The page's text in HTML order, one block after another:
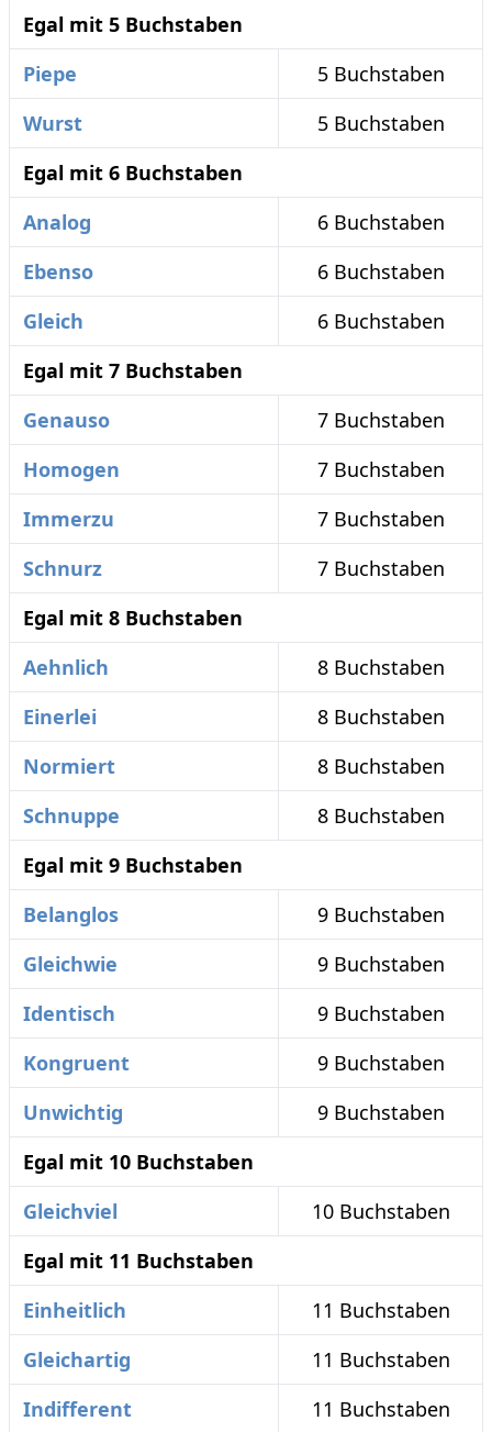
Egal mit 5 Buchstaben
Piepe
5 Buchstaben
Wurst
5 Buchstaben
Egal mit 6 Buchstaben
Analog
6 Buchstaben
Ebenso
6 Buchstaben
Gleich
6 Buchstaben
Egal mit 7 Buchstaben
Genauso
7 Buchstaben
Homogen
7 Buchstaben
Immerzu
7 Buchstaben
Schnurz
7 Buchstaben
Egal mit 8 Buchstaben
Aehnlich
8 Buchstaben
Einerlei
8 Buchstaben
Normiert
8 Buchstaben
Schnuppe
8 Buchstaben
Egal mit 9 Buchstaben
Belanglos
9 Buchstaben
Gleichwie
9 Buchstaben
Identisch
9 Buchstaben
Kongruent
9 Buchstaben
Unwichtig
9 Buchstaben
Egal mit 10 Buchstaben
Gleichviel
10 Buchstaben
Egal mit 11 Buchstaben
Einheitlich
11 Buchstaben
Gleichartig
11 Buchstaben
Indifferent
11 Buchstaben